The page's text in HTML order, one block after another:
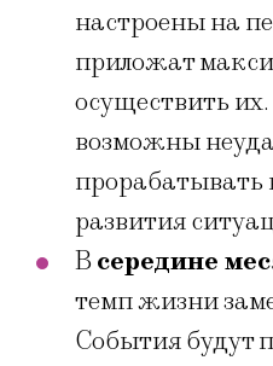
настроены на
приложат
осуществить
возможны
прорабатывать
развития
В середине
темп жизни
События будут